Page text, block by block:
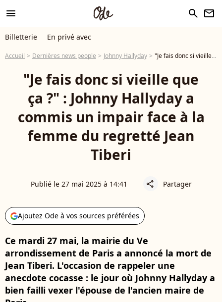
menu search newsletter
Billetterie En privé avec
Accueil Dernières news people Johnny Hallyday "Je fais donc si vieille que ça ?" : Johnny Hallyday a commis un impair face à la femme du regretté Jean Tiberi
"Je fais donc si vieille que
ça ?" : Johnny Hallyday a
commis un impair face à la
femme du regretté Jean
Tiberi
Publié le 27 mai 2025 à 14:41 share Partager
Ajoutez Ode à vos sources préférées
Ce mardi 27 mai, la mairie du Ve
arrondissement de Paris a annoncé la mort de
Jean Tiberi. L'occasion de rappeler une
anecdote cocasse : le jour où Johnny Hallyday a
bien failli vexer l'épouse de l'ancien maire de